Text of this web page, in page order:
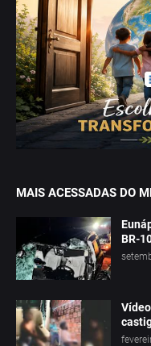
MAIS ACESSADAS DO
BR-